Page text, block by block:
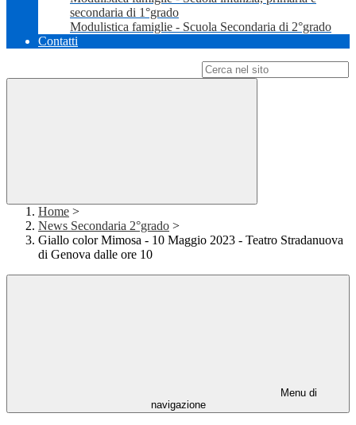
secondaria di 1°grado
Modulistica famiglie - Scuola Secondaria di 2°grado
Contatti
Home >
News Secondaria 2°grado >
Giallo color Mimosa - 10 Maggio 2023 - Teatro Stradanuova
di Genova dalle ore 10
Menu di
navigazione